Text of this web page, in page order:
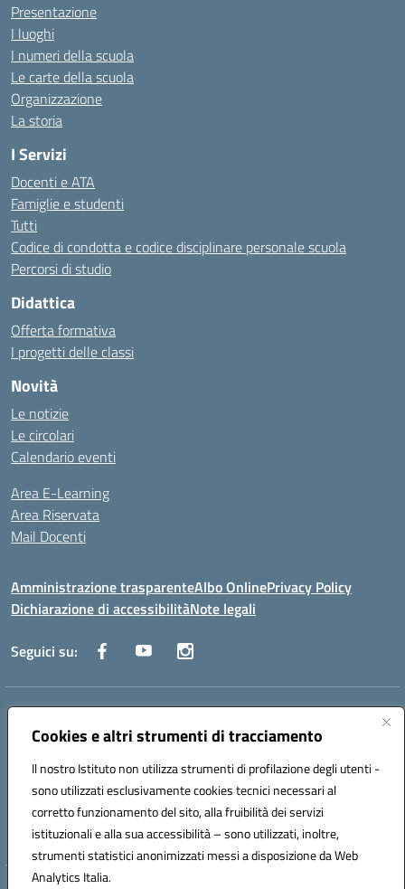
Cookies e altri strumenti di tracciamento
Il nostro Istituto non utilizza strumenti di profilazione degli utenti -
sono utilizzati esclusivamente cookies tecnici necessari al
corretto funzionamento del sito, alla fruibilità dei servizi
istituzionali e alla sua accessibilità – sono utilizzati, inoltre,
strumenti statistici anonimizzati messi a disposizione da Web
Analytics Italia.
Presentazione
I luoghi
I numeri della scuola
Le carte della scuola
Organizzazione
La storia
I Servizi
Docenti e ATA
Famiglie e studenti
Tutti
Codice di condotta e codice disciplinare personale scuola
Percorsi di studio
Didattica
Offerta formativa
I progetti delle classi
Novità
Le notizie
Le circolari
Calendario eventi
Area E-Learning
Area Riservata
Mail Docenti
Amministrazione trasparenteAlbo OnlinePrivacy Policy
Dichiarazione di accessibilitàNote legali
Seguici su:
Indirizzo:
Centralino:0885 417864 Email:fgpc180008@istruzione.it
Codice fiscale: 90043150714
Codice meccanografico:
FGPC180008
Codice Indice delle Pubbliche Amministrazioni (IPA): lzcc